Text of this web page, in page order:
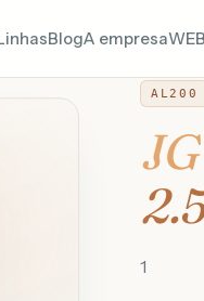
BlogA empresa
AL200
1